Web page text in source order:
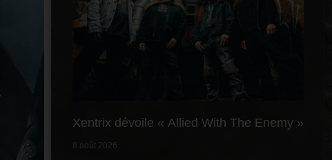
Xentrix dévoile « Allied With The Enemy »
8 août 2026